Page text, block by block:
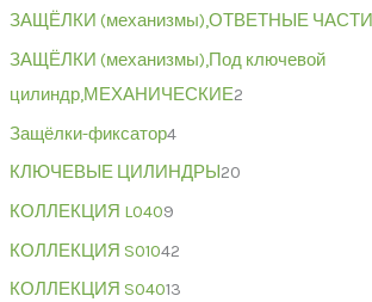
ЗАЩЁЛКИ (механизмы),ОТВЕТНЫЕ ЧАСТИ
ЗАЩЁЛКИ (механизмы),Под ключевой
цилиндр,МЕХАНИЧЕСКИЕ2
Защёлки-фиксатор4
КЛЮЧЕВЫЕ ЦИЛИНДРЫ 20
КОЛЛЕКЦИЯ L0409
КОЛЛЕКЦИЯ S01042
КОЛЛЕКЦИЯ S04013